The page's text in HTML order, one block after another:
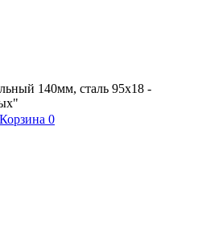
140мм, сталь 95х18 -
Корзина 0